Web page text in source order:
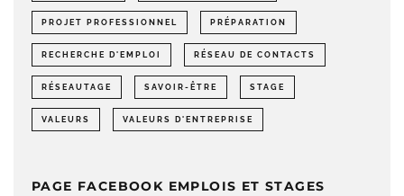
PROJET PROFESSIONNEL PRÉPARATION
RECHERCHE D'EMPLOI RÉSEAU DE CONTACTS
RÉSEAUTAGE SAVOIR-ÊTRE STAGE
VALEURS VALEURS D'ENTREPRISE
PAGE FACEBOOK EMPLOIS ET STAGES